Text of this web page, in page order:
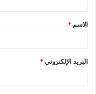
ق
*
الاسم *
البريد الإلكتروني*